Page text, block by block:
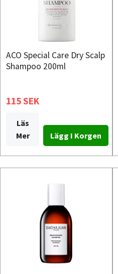
ACO Special Care Dry Scalp
Shampoo 200ml
115 SEK
Läs
Mer